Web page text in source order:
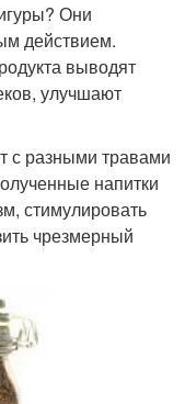
Они
действием.
выводят
улучшают
с разными травами
напитки
стимулировать
чрезмерный